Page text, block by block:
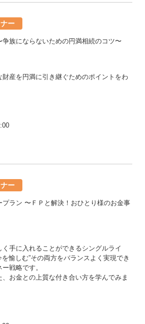
ー
族にならないための円満相続のコツ〜
財産を円満に引き継ぐためのポイントをわ
ー
プラン 〜ＦＰと解決！おひとり様のお金事
手に入れることができるシングルライ
を愉しむ”その両方をバランスよく実現でき
戦略です。
お金との上質な付き合い方を学んでみま